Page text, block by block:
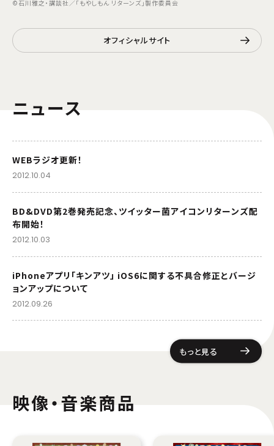
©石川雅之・講談社／「もやしもん リターンズ」製作委員会
オフィシャルサイト
ニュース
WEBラジオ更新！
2012.10.04
BD&DVD第2巻発売記念、ツイッター菌アイコンリターンズ配
布開始！
2012.10.03
iPhoneアプリ「キンアツ」 iOS6に関する不具合修正とバージ
ョンアップについて
2012.09.26
もっと見る
映像・音楽商品